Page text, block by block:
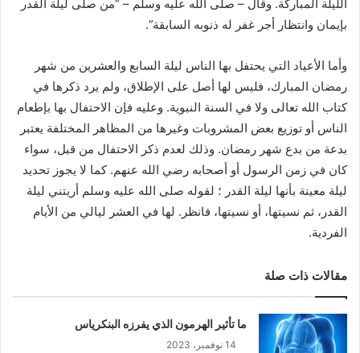
الليلة المباركة. وقال – صلى الله عليه وسلم – “من صلى ليلة القدر
بإيمان وانتظار أجر غفر له ذنوبه السابقة”.
وأما الأعياد التي يحتفل بها الناس ليلة السابع والعشرين من شهر
رمضان المبارك، فليس لها أصل على الإطلاق، ولم يرد ذكرها في
كتاب الله تعالى ولا في السنة النبوية. وعليه فإن الاحتفال بها بإطعام
الناس أو توزيع بعض المشروبات وغيرها من المظاهر المختلفة يعتبر
بدعة من بدع شهر رمضان. وذلك لعدم ذكر الاحتفال من قبل، سواء
كان في زمن الرسول أو أصحابه رضي الله عنهم. كما لا يجوز تحديد
ليلة معينة بأنها ليلة القدر ؛ لقوله صلى الله عليه وسلم أريتني ليلة
القدر، ثم نسيتها، أو نسيتها، فانظر. لها في العشر ليالي من الأيام
الفردية.
مقالات ذات صلة
ما تأثير الهرمون الذي يفرزه البنكرياس
14 نوفمبر، 2023